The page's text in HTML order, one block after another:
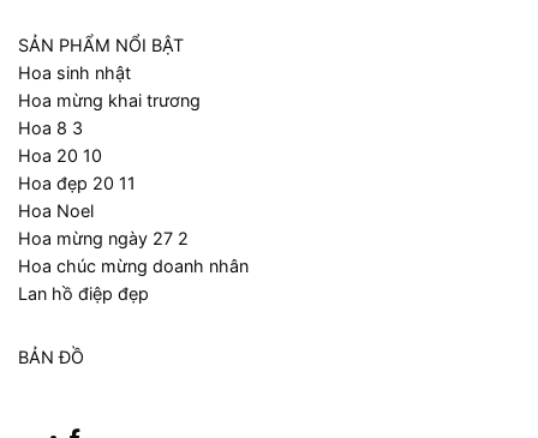
SẢN PHẨM NỔI BẬT
Hoa sinh nhật
Hoa mừng khai trương
Hoa 8 3
Hoa 20 10
Hoa đẹp 20 11
Hoa Noel
Hoa mừng ngày 27 2
Hoa chúc mừng doanh nhân
Lan hồ điệp đẹp
BẢN ĐỒ